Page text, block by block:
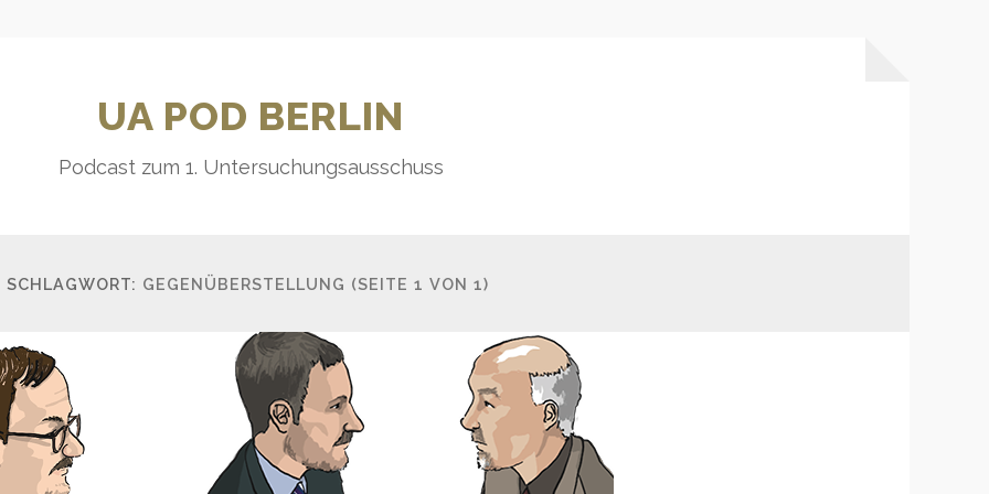
UA POD BERLIN
Podcast zum 1. Untersuchungsausschuss
SCHLAGWORT: GEGENÜBERSTELLUNG (SEITE 1 VON 1)